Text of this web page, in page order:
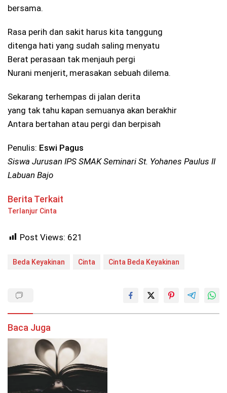
bersama.
Rasa perih dan sakit harus kita tanggung
ditenga hati yang sudah saling menyatu
Berat perasaan tak menjauh pergi
Nurani menjerit, merasakan sebuah dilema.
Sekarang terhempas di jalan derita
yang tak tahu kapan semuanya akan berakhir
Antara bertahan atau pergi dan berpisah
Penulis: Eswi Pagus
Siswa Jurusan IPS SMAK Seminari St. Yohanes Paulus II
Labuan Bajo
Berita Terkait
Terlanjur Cinta
Post Views: 621
Beda Keyakinan Cinta Cinta Beda Keyakinan
Baca Juga